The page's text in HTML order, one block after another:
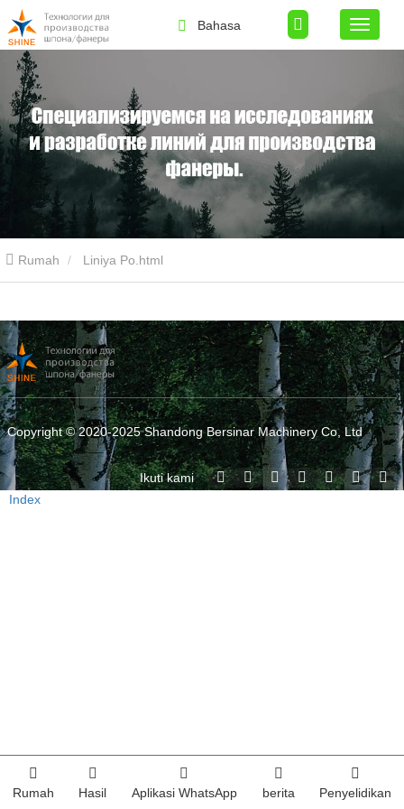
Bahasa
Rumah Liniya Po.html
Copyright © 2020-2025 Shandong Bersinar Machinery Co, Ltd
Ikuti kami
Index
Rumah Hasil Aplikasi WhatsApp berita Penyelidikan